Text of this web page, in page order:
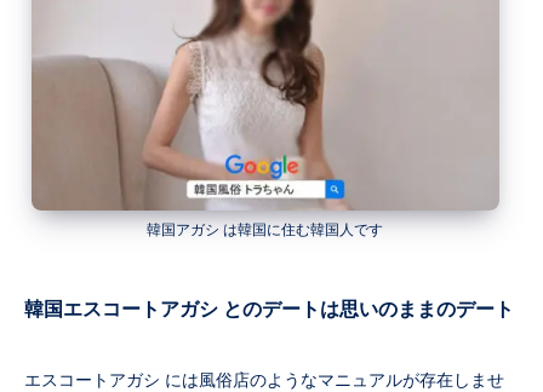
韓国アガシ は韓国に住む韓国人です
韓国エスコートアガシ とのデートは思いのままのデート
エスコートアガシ には風俗店のようなマニュアルが存在しませ